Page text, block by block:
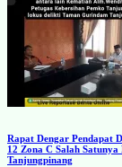
Rapat Dengar Pendapat
12 Zona C Salah
Tanjungpinang